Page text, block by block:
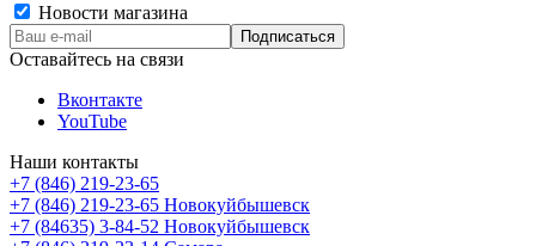
Новости магазина
Оставайтесь на связи
Вконтакте
YouTube
Наши контакты
+7 (846) 219-23-65
+7 (846) 219-23-65 Новокуйбышевск
+7 (84635) 3-84-52 Новокуйбышевск